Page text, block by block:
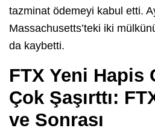
tazminat ödemeyi kabul etti.
Massachusetts’teki iki
da kaybetti.
FTX Yeni Hapis
Çok Şaşırttı:
ve Sonrası